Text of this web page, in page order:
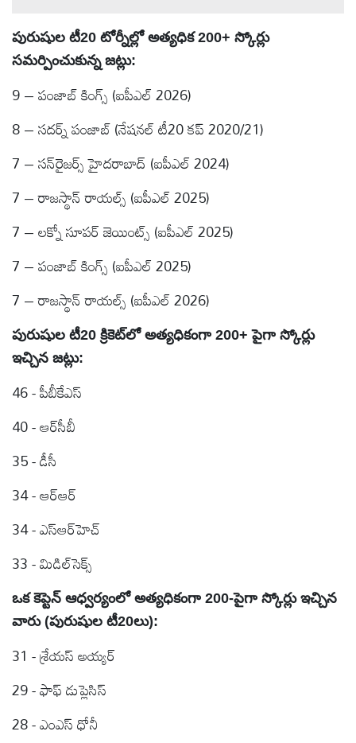
పురుషుల టీ20 టోర్నీల్లో అత్యధిక 200+ స్కోర్లు
సమర్పించుకున్న జట్లు:
9 – పంజాబ్ కింగ్స్ (ఐపీఎల్ 2026)
8 – సదర్న్ పంజాబ్ (నేషనల్ టీ20 కప్ 2020/21)
7 – సన్‌రైజర్స్ హైదరాబాద్ (ఐపీఎల్ 2024)
7 – రాజస్థాన్ రాయల్స్ (ఐపీఎల్ 2025)
7 – లక్నో సూపర్ జెయింట్స్ (ఐపీఎల్ 2025)
7 – పంజాబ్ కింగ్స్ (ఐపీఎల్ 2025)
7 – రాజస్థాన్ రాయల్స్ (ఐపీఎల్ 2026)
పురుషుల టీ20 క్రికెట్‌లో అత్యధికంగా 200+ పైగా స్కోర్లు
ఇచ్చిన జట్లు:
46 - పీబీకేఎస్
40 - ఆర్‌సీబీ
35 - డీసీ
34 - ఆర్‌ఆర్
34 - ఎస్‌ఆర్‌హెచ్
33 - మిడిల్‌సెక్స్
ఒక కెప్టెన్ ఆధ్వర్యంలో అత్యధికంగా 200-పైగా స్కోర్లు ఇచ్చిన
వారు (పురుషుల టీ20లు):
31 - శ్రేయస్ అయ్యర్
29 - ఫాఫ్ డుప్లెసిస్
28 - ఎంఎస్ ధోనీ